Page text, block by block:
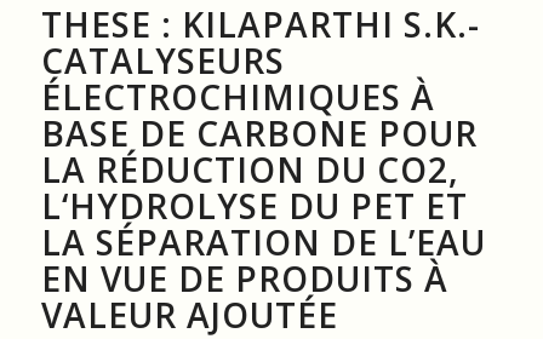
THESE : KILAPARTHI S.K.-
CATALYSEURS
ÉLECTROCHIMIQUES À
BASE DE CARBONE POUR
LA RÉDUCTION DU CO2,
L‘HYDROLYSE DU PET ET
LA SÉPARATION DE L’EAU
EN VUE DE PRODUITS À
VALEUR AJOUTÉE